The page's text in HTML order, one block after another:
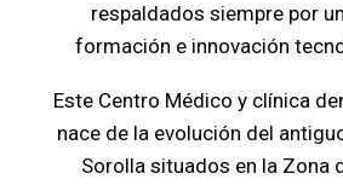
respaldados siempre por
formación e innovación
Este Centro Médico y clínica
nace de la evolución del
Sorolla situados en la Zona